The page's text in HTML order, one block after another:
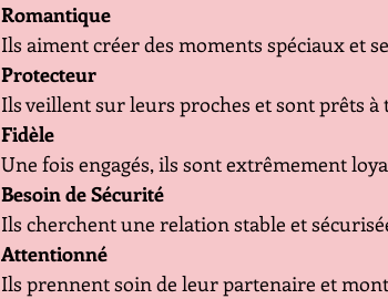
Romantique
Ils aiment créer des moments spéciaux et
Protecteur
Ils veillent sur leurs proches et sont prêts
Fidèle
Une fois engagés, ils sont extrêmement
Besoin de Sécurité
Ils cherchent une relation stable et
Attentionné
Ils prennent soin de leur partenaire et